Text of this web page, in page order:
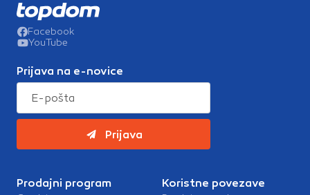
Facebook
YouTube
Prijava na e-novice
Prijava
Prodajni program Koristne povezave